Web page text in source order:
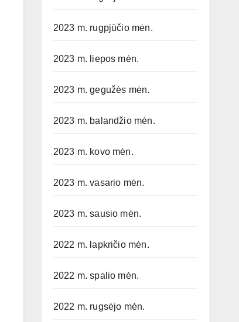
2023 m. rugpjūčio mėn.
2023 m. liepos mėn.
2023 m. gegužės mėn.
2023 m. balandžio mėn.
2023 m. kovo mėn.
2023 m. vasario mėn.
2023 m. sausio mėn.
2022 m. lapkričio mėn.
2022 m. spalio mėn.
2022 m. rugsėjo mėn.